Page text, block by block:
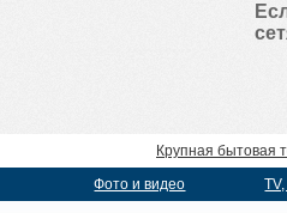
Крупная бытовая
Фото и видео